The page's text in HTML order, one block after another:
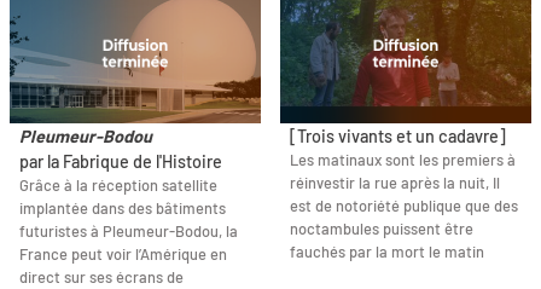
Pleumeur-Bodou
par la Fabrique de l'Histoire
Grâce à la réception satellite
implantée dans des bâtiments
futuristes à Pleumeur-Bodou, la
France peut voir l’Amérique en
direct sur ses écrans de
[Trois vivants et un cadavre]
Les matinaux sont les premiers à
réinvestir la rue après la nuit, Il
est de notoriété publique que des
noctambules puissent être
fauchés par la mort le matin